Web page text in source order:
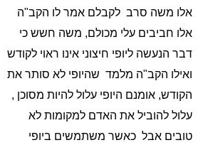
אלו משה סרב לקבלם אמר לו הקב"ה
אלו חביבים עלי מכולם, משה חשש כי
דבר הנעשה ליופי חיצוני אינו ראוי לקודש
ואילו הקב"ה מלמד שהיופי לא סותר את
הקודש, אומנם היופי עלול להיות מסוכן ,
עלול להוביל את האדם למקומות לא
טובים אבל כאשר משתמשים ביופי